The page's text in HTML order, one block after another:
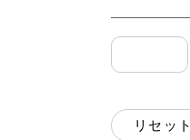
リセット